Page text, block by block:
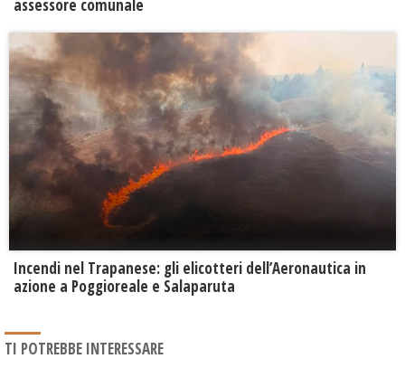
assessore comunale
Incendi nel Trapanese: gli elicotteri dell’Aeronautica in
azione a Poggioreale e Salaparuta
TI POTREBBE INTERESSARE